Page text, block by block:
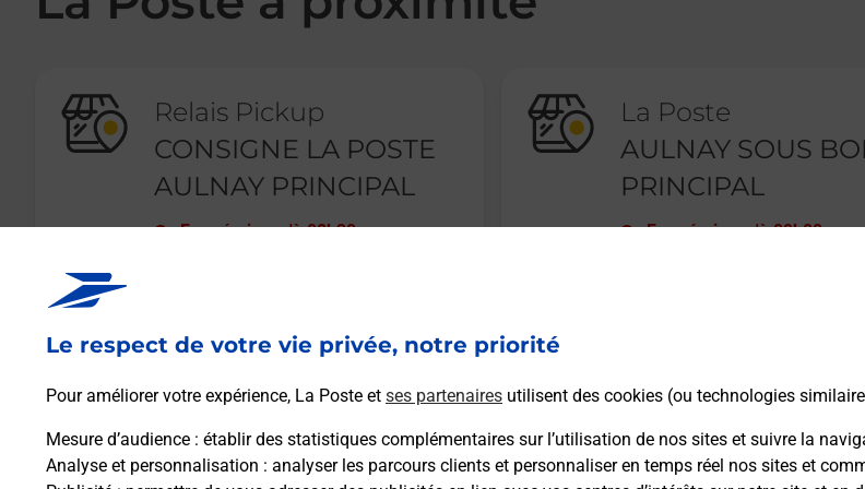
Le respect de votre vie privée, notre priorité
Pour améliorer votre expérience, La Poste et ses partenaires utilisent des cookies (ou technologies
Mesure d’audience : établir des statistiques complémentaires sur l’utilisation de nos sites et suivre la
Analyse et personnalisation : analyser les parcours clients et personnaliser en temps réel nos sites et
Relais Pickup
CONSIGNE LA POSTE
AULNAY PRINCIPAL
Fermé-jusqu'à 08h30
En savoir plus
La Poste
AULNAY SOUS
PRINCIPAL
Fermé-jusqu'à 09h00